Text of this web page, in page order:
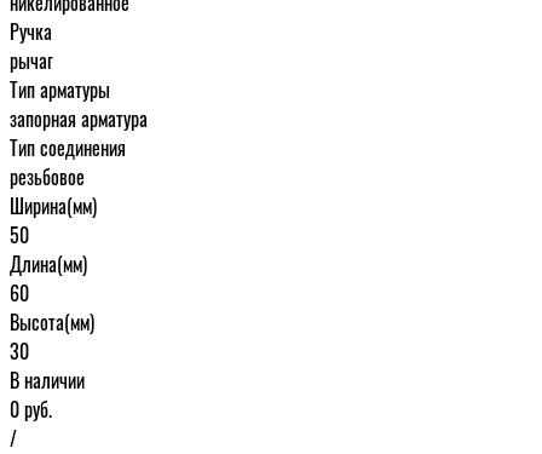
Ручка
рычаг
Тип арматуры
запорная арматура
Тип соединения
резьбовое
Ширина(мм)
50
Длина(мм)
60
Высота(мм)
30
В наличии
0руб.
/